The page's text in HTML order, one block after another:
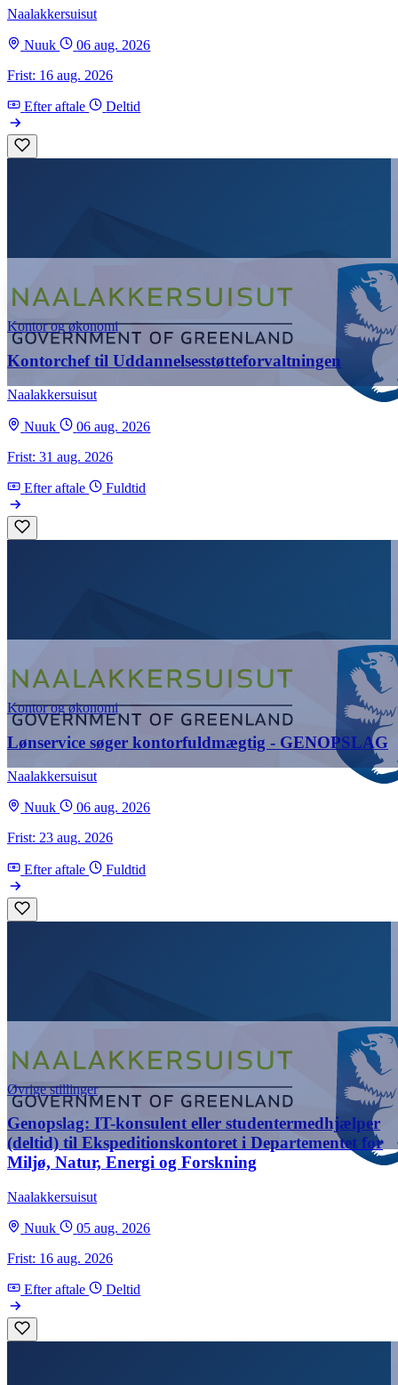
Naalakkersuisut
Nuuk
06 aug. 2026
Frist: 16 aug. 2026
Efter aftale Deltid
Kontor og økonomi
Kontorchef til Uddannelsesstøtteforvaltningen
Naalakkersuisut
Nuuk
06 aug. 2026
Frist: 31 aug. 2026
Efter aftale Fuldtid
Kontor og økonomi
Lønservice søger kontorfuldmægtig - GENOPSLAG
Naalakkersuisut
Nuuk
06 aug. 2026
Frist: 23 aug. 2026
Efter aftale Fuldtid
Øvrige stillinger
Genopslag: IT-konsulent eller studentermedhjælper
(deltid) til Ekspeditionskontoret i Departementet for
Miljø, Natur, Energi og Forskning
Naalakkersuisut
Nuuk
05 aug. 2026
Frist: 16 aug. 2026
Efter aftale Deltid